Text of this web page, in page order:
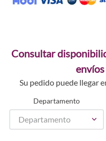
Consultar
Su pedido puede llegar
Departamento
Departamento